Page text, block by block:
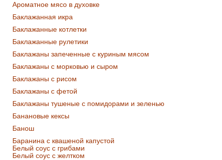
Ароматное мясо в духовке
Баклажанная икра
Баклажанные котлетки
Баклажанные рулетики
Баклажаны запеченные с куриным мясом
Баклажаны с морковью и сыром
Баклажаны с рисом
Баклажаны с фетой
Баклажаны тушеные с помидорами и зеленью
Банановые кексы
Банош
Баранина с квашеной капустой
Белый соус с грибами
Белый соус с желтком